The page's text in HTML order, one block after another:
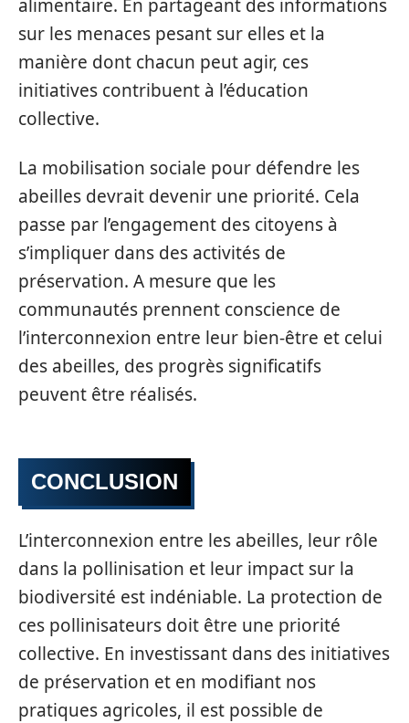
alimentaire. En partageant des informations
sur les menaces pesant sur elles et la
manière dont chacun peut agir, ces
initiatives contribuent à l’éducation
collective.
La mobilisation sociale pour défendre les
abeilles devrait devenir une priorité. Cela
passe par l’engagement des citoyens à
s’impliquer dans des activités de
préservation. A mesure que les
communautés prennent conscience de
l’interconnexion entre leur bien-être et celui
des abeilles, des progrès significatifs
peuvent être réalisés.
CONCLUSION
L’interconnexion entre les abeilles, leur rôle
dans la pollinisation et leur impact sur la
biodiversité est indéniable. La protection de
ces pollinisateurs doit être une priorité
collective. En investissant dans des initiatives
de préservation et en modifiant nos
pratiques agricoles, il est possible de